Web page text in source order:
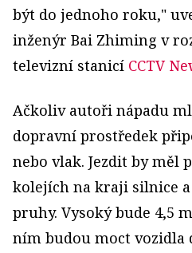
být do jednoho roku,"
inženýr Bai Zhiming v
televizní stanicí CCTV
Ačkoliv autoři nápadu
dopravní prostředek
nebo vlak. Jezdit by měl
kolejích na kraji silnice
pruhy. Vysoký bude 4,5
ním budou moct vozidla